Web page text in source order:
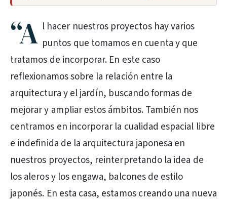
“A l hacer nuestros proyectos hay varios
puntos que tomamos en cuenta y que
tratamos de incorporar. En este caso
reflexionamos sobre la relación entre la
arquitectura y el jardín, buscando formas de
mejorar y ampliar estos ámbitos. También nos
centramos en incorporar la cualidad espacial libre
e indefinida de la arquitectura japonesa en
nuestros proyectos, reinterpretando la idea de
los aleros y los engawa, balcones de estilo
japonés. En esta casa, estamos creando una nueva